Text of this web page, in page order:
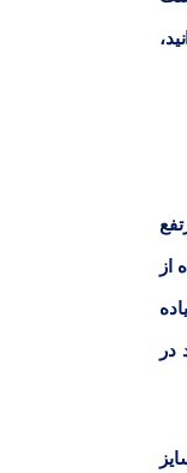
از
در